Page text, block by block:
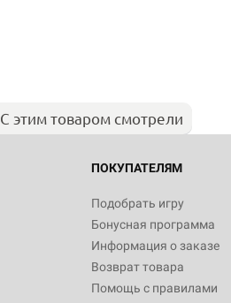
С этим товаром смотрели
ПОКУПАТЕЛЯМ
Подобрать игру
Бонусная программа
Информация о заказе
Возврат товара
Помощь с правилами